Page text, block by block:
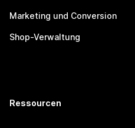
Marketing und Conversion
Shop-Verwaltung
Ressourcen